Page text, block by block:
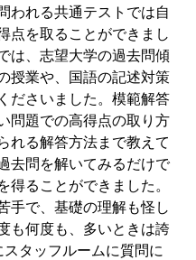
われる共通テストでは自
点を取ることができまし
は、志望大学の過去問傾
授業や、国語の記述対策
ださいました。模範解答
問題での高得点の取り方
れる解答方法まで教えて
去問を解いてみるだけで
得ることができました。
手で、基礎の理解も怪し
も何度も、多いときは誇
タッフルームに質問に